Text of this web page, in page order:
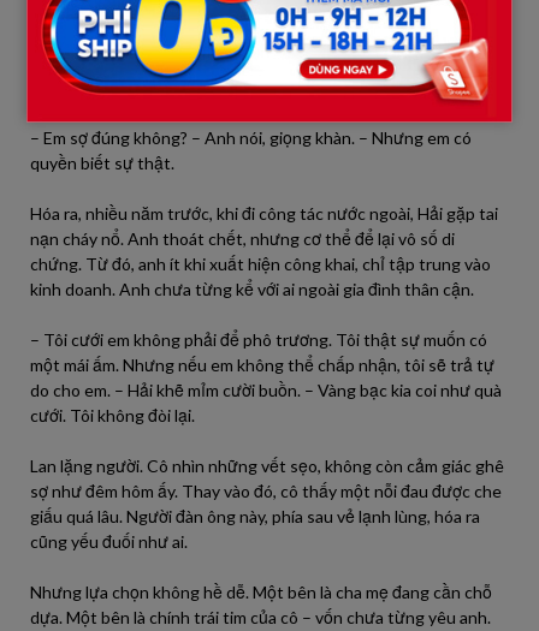
Trong căn phòng nhỏ của nhà cha mẹ, Lan ngồi đối diện Hải.
Không khí căng thẳng, chỉ nghe tiếng đồng hồ tích tắc. Hải từ
tốn cởi áo sơ mi, để lộ những vết sẹo.
– Em sợ đúng không? – Anh nói, giọng khàn. – Nhưng em có
quyền biết sự thật.
Hóa ra, nhiều năm trước, khi đi công tác nước ngoài, Hải gặp tai
nạn cháy nổ. Anh thoát chết, nhưng cơ thể để lại vô số di
chứng. Từ đó, anh ít khi xuất hiện công khai, chỉ tập trung vào
kinh doanh. Anh chưa từng kể với ai ngoài gia đình thân cận.
– Tôi cưới em không phải để phô trương. Tôi thật sự muốn có
một mái ấm. Nhưng nếu em không thể chấp nhận, tôi sẽ trả tự
do cho em. – Hải khẽ mỉm cười buồn. – Vàng bạc kia coi như quà
cưới. Tôi không đòi lại.
Lan lặng người. Cô nhìn những vết sẹo, không còn cảm giác ghê
sợ như đêm hôm ấy. Thay vào đó, cô thấy một nỗi đau được che
giấu quá lâu. Người đàn ông này, phía sau vẻ lạnh lùng, hóa ra
cũng yếu đuối như ai.
Nhưng lựa chọn không hề dễ. Một bên là cha mẹ đang cần chỗ
dựa. Một bên là chính trái tim của cô – vốn chưa từng yêu anh.